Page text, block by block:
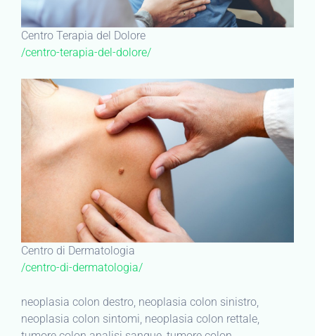
Centro Terapia del Dolore
/centro-terapia-del-dolore/
Centro di Dermatologia
/centro-di-dermatologia/
neoplasia colon destro, neoplasia colon sinistro,
neoplasia colon sintomi, neoplasia colon rettale,